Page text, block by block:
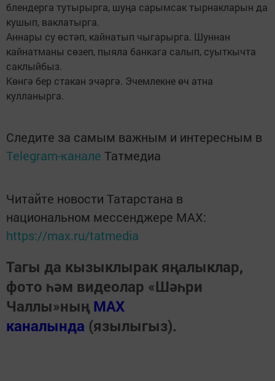
блендерга тутырырга, шуңа сарымсак тырнакларын да
кушып, ваклатырга.
Аннары су өстәп, кайнатып чыгарырга. Шуннан
кайнатманы сөзеп, пыяла банкага салып, суыткычта
саклыйбыз.
Көнгә бер стакан эчәргә. Эчемлекне өч атна
кулланырга.
Следите за самым важным и интересным в
Telegram-канале Татмедиа
Читайте новости Татарстана в
национальном мессенджере MАХ:
https://max.ru/tatmedia
Тагы да кызыклырак яңалыклар,
фото һәм видеолар «Шәһри
Чаллы»ның MAX
каналында (язылыгыз).